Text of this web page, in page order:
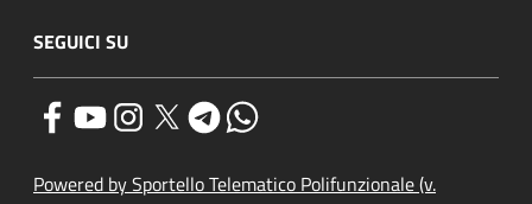
SEGUICI SU
Powered by Sportello Telematico Polifunzionale (v.